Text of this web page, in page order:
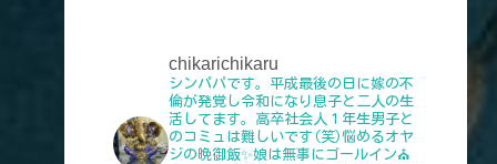
chikarichikaru
シンパパです。平成最後の日に嫁の不
倫が発覚し令和になり息子と二人の生
活してます。高卒社会人１年生男子と
のコミュは難しいです(笑)悩めるオヤ
ジの晩御飯✨娘は無事にゴールイン⛪